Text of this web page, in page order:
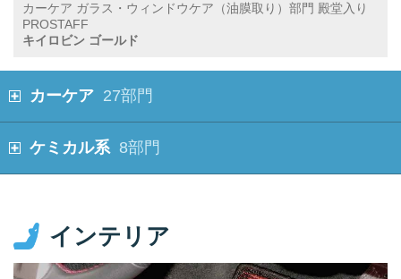
カーケア ガラス・ウィンドウケア（油膜取り）部門 殿堂入り
PROSTAFF
キイロビン ゴールド
カーケア 27部門
ケミカル系 8部門
インテリア